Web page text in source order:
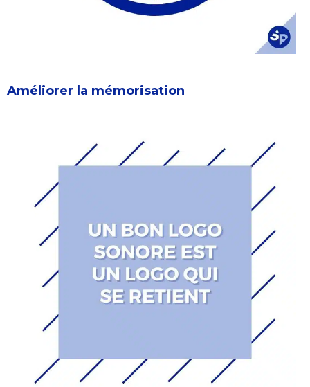
Améliorer la mémorisation